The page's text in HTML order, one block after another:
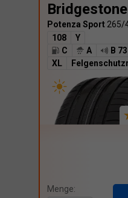
Bridgestone
Potenza Sport 265/
108
Y
C
A
B
XL
Menge: